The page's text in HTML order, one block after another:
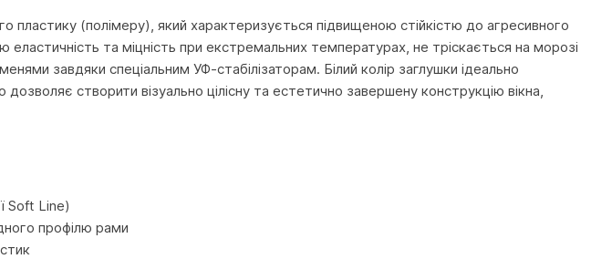
пластику (полімеру), який характеризується підвищеною стійкістю до агресивного
та міцність при екстремальних температурах, не тріскається на морозі
завдяки спеціальним УФ-стабілізаторам. Білий колір заглушки ідеально
дозволяє створити візуально цілісну та естетично завершену конструкцію вікна,
Soft Line)
профілю рами